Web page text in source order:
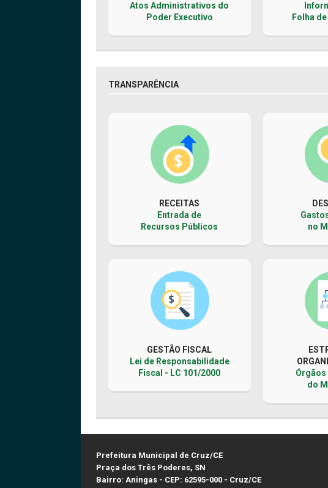
Atos Administrativos do
Poder Executivo
Folha
TRANSPARÊNCIA
RECEITAS
Entrada de
Recursos Públicos
GESTÃO FISCAL
Lei de Responsabilidade
Fiscal - LC 101/2000
no
Órgãos
do
Prefeitura Municipal de Cruz/CE
Praça dos Três Poderes, SN
Bairro: Aningas - CEP: 62595-000 - Cruz/CE